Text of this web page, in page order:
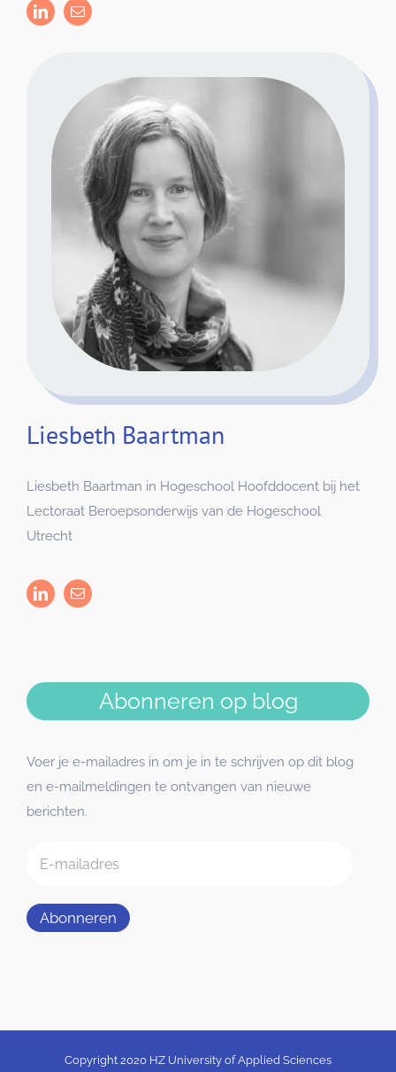
Liesbeth Baartman
Liesbeth Baartman in Hogeschool Hoofddocent bij het
Lectoraat Beroepsonderwijs van de Hogeschool
Utrecht
Abonneren op blog
Voer je e-mailadres in om je in te schrijven op dit blog
en e-mailmeldingen te ontvangen van nieuwe
berichten.
Abonneren
Copyright 2020 HZ University of Applied Sciences